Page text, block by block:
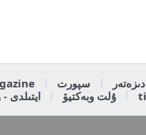
دىزەتەر سپورت
ۇلت وبەكتيۆ ايتىلدى